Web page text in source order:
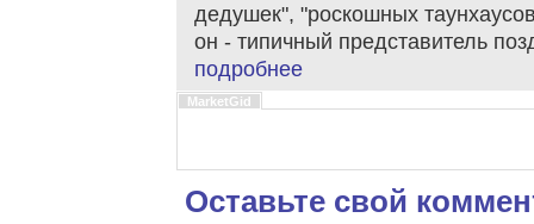
дедушек", "роскошных
он - типичный представитель
подробнее
MarketGid
Оставьте свой